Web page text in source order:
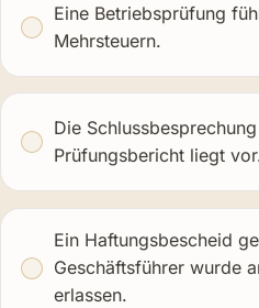
Eine Betriebsprüfung
Mehrsteuern.
Die
Prüfungsbericht liegt
Ein Haftungsbescheid
Geschäftsführer wurde
erlassen.